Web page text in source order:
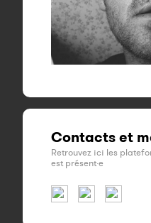
Contacts et
Retrouvez ici les
est présent·e